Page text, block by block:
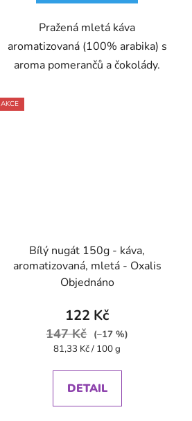
Pražená mletá káva
aromatizovaná (100% arabika) s
aroma pomerančů a čokolády.
AKCE
Bílý nugát 150g - káva,
aromatizovaná, mletá - Oxalis
Objednáno
122 Kč
147 Kč (–17 %)
Měrná
81,33 Kč / 100 g
DETAIL